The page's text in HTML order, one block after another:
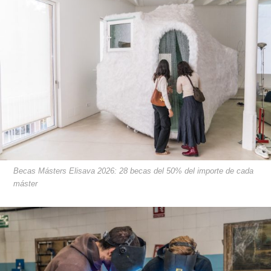
Becas Másters Elisava 2026: 28 becas del 50% del importe de cada
máster